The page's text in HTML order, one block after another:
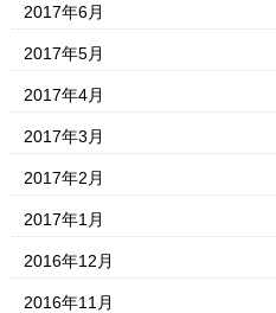
2017年6月
2017年5月
2017年4月
2017年3月
2017年2月
2017年1月
2016年12月
2016年11月